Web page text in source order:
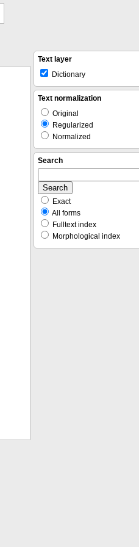
Text layer
Dictionary
Text normalization
Original
Regularized
Normalized
Search
Exact
All forms
Fulltext index
Morphological index